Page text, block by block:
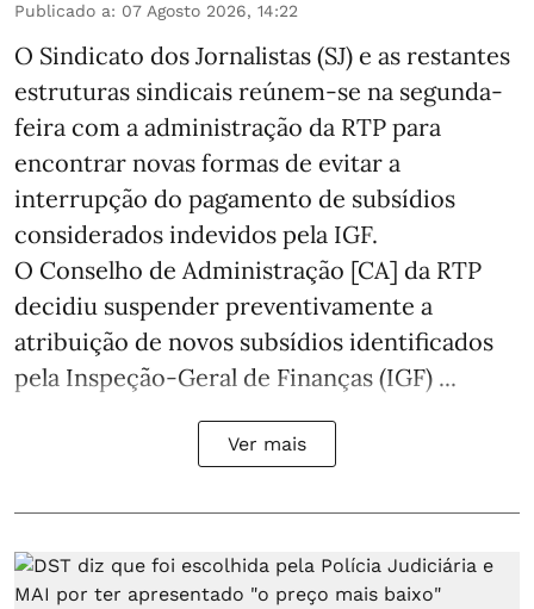
Publicado a: 07 Agosto 2026, 14:22
O Sindicato dos Jornalistas (SJ) e as restantes
estruturas sindicais reúnem-se na segunda-
feira com a administração da RTP para
encontrar novas formas de evitar a
interrupção do pagamento de subsídios
considerados indevidos pela IGF.
O Conselho de Administração [CA] da RTP
decidiu suspender preventivamente a
atribuição de novos subsídios identificados
pela Inspeção-Geral de Finanças (IGF) ...
Ver mais